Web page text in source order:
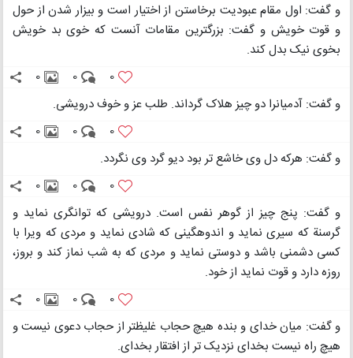
و گفت: اول مقام عبودیت برخاستن از اختیار است و بیزار شدن از حول
و قوت خویش و گفت: بزرگترین مقامات آنست که خوی بد خویش
بخوی نیک بدل کند.
0
0
0
و گفت: آدمیانرا دو چیز هلاک گرداند. طلب عز و خوف درویشی.
0
0
0
و گفت: هرکه دل وی خاشع تر بود دیو گرد وی نگردد.
0
0
0
و گفت: پنج چیز از گوهر نفس است. درویشی که توانگری نماید و
گرسنة که سیری نماید و اندوهگینی که شادی نماید و مردی که ویرا با
کسی دشمنی باشد و دوستی نماید و مردی که به شب نماز کند و بروز،
روزه دارد و قوت نماید از خود.
0
0
0
و گفت: میان خدای و بنده هیچ حجاب غلیظتر از حجاب دعوی نیست و
هیچ راه نیست بخدای نزدیک تر از افتقار بخدای.